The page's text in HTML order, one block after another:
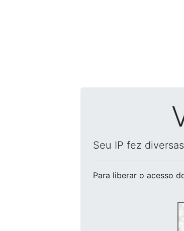
Seu IP fez
Para liberar o acesso